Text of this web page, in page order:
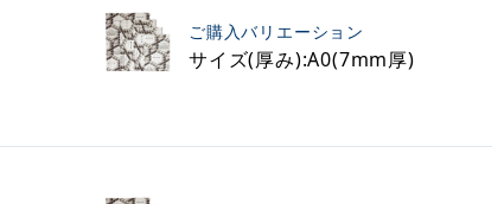
ご購入バリエーション
サイズ(厚み):A0(7mm厚)